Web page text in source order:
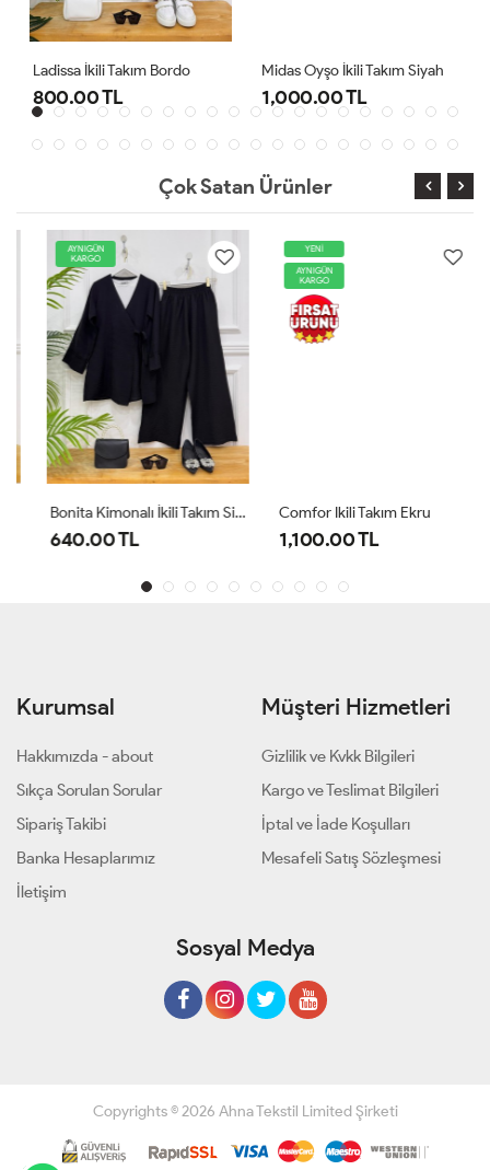
Ladissa İkili Takım Bordo
800.00 TL
Midas Oyşo İkili Takım Siyah
1,000.00 TL
Çok Satan Ürünler
AYNIGÜN
KARGO
Bonita Kimonalı İkili Takım Siyah
640.00 TL
YENİ
AYNIGÜN
KARGO
Comfor Ikili Takım Ekru
1,100.00 TL
Kurumsal
Hakkımızda - about
Sıkça Sorulan Sorular
Sipariş Takibi
Banka Hesaplarımız
İletişim
Müşteri Hizmetleri
Gizlilik ve Kvkk Bilgileri
Kargo ve Teslimat Bilgileri
İptal ve İade Koşulları
Mesafeli Satış Sözleşmesi
Sosyal Medya
Copyrights © 2026 Ahna Tekstil Limited Şirketi